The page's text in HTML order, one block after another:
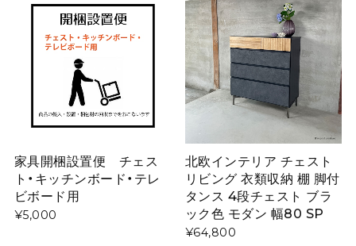
家具開梱設置便 チェス
ト・キッチンボード・テレ
ビボード用
¥5,000
北欧インテリア チェスト
リビング 衣類収納 棚 脚付
タンス 4段チェスト ブラ
ック色 モダン 幅80 SP
¥64,800